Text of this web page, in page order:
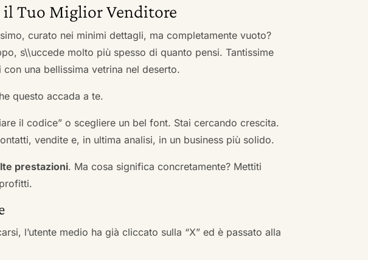
il Tuo Miglior Venditore
curato nei minimi dettagli, ma completamente vuoto?
s\\uccede molto più spesso di quanto pensi. Tantissime
una bellissima vetrina nel deserto.
questo accada a te.
il codice” o scegliere un bel font. Stai cercando crescita.
vendite e, in ultima analisi, in un business più solido.
prestazioni. Ma cosa significa concretamente? Mettiti
l’utente medio ha già cliccato sulla “X” ed è passato alla